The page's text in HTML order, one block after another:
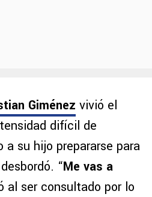
Giménez vivió el
difícil de
su hijo prepararse para
“Me vas a
al ser consultado por lo